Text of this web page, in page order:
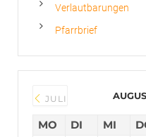
Verlautbarungen
Pfarrbrief
JULI
MO DI MI